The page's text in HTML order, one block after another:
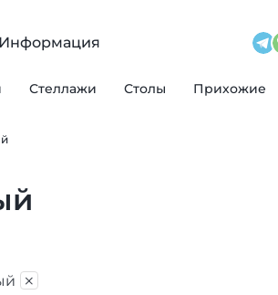
Стеллажи Столы Прихожие
Информация
×